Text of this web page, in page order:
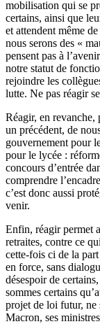
mobilisation qui se
certains, ainsi que
et attendent même
nous serons des «
pensent pas à
notre statut de
rejoindre les
lutte. Ne pas réagir
Réagir, en revanche,
un précédent, de
gouvernement pour
pour le lycée :
concours d’entrée
comprendre
c’est donc aussi
venir.
Enfin, réagir permet
retraites, contre ce
cette-fois ci de la
en force, sans
désespoir de
sommes certains
projet de loi futur, ne
Macron, ses